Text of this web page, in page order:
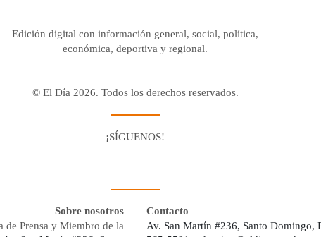
Edición digital con información general, social, política,
económica, deportiva y regional.
© El Día 2026. Todos los derechos reservados.
¡SÍGUENOS!
Sobre nosotros
de Prensa y Miembro de la
Contacto
Av. San Martín #236, Santo Domingo,